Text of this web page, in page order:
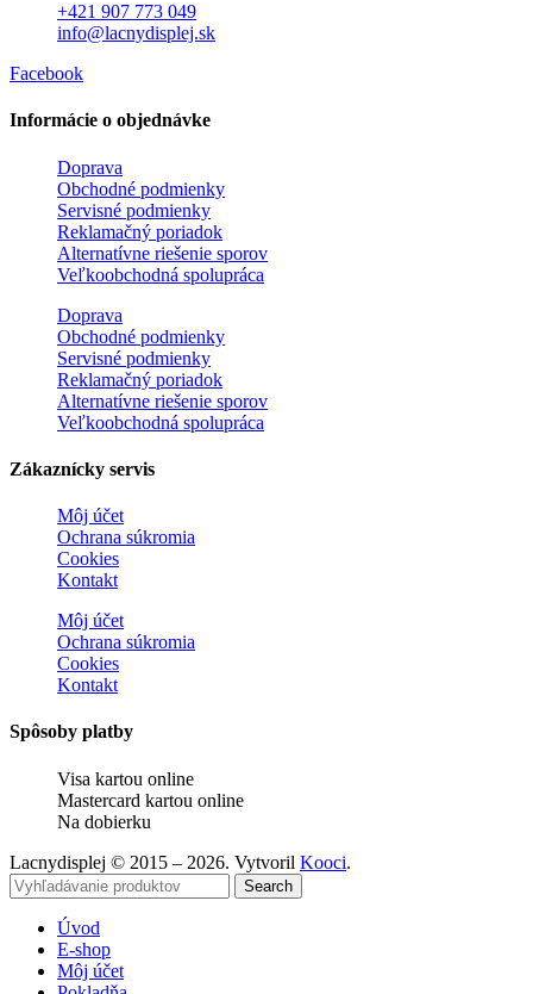
+421 907 773 049
info@lacnydisplej.sk
Facebook
Informácie o objednávke
Doprava
Obchodné podmienky
Servisné podmienky
Reklamačný poriadok
Alternatívne riešenie sporov
Veľkoobchodná spolupráca
Doprava
Obchodné podmienky
Servisné podmienky
Reklamačný poriadok
Alternatívne riešenie sporov
Veľkoobchodná spolupráca
Zákaznícky servis
Môj účet
Ochrana súkromia
Cookies
Kontakt
Môj účet
Ochrana súkromia
Cookies
Kontakt
Spôsoby platby
Visa kartou online
Mastercard kartou online
Na dobierku
Lacnydisplej © 2015 – 2026. Vytvoril Kooci.
Search
Úvod
E-shop
Môj účet